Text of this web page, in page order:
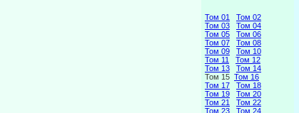
Том 01
Том 02
Том 03
Том 04
Том 05
Том 06
Том 07
Том 08
Том 09
Том 10
Том 11
Том 12
Том 13
Том 14
Том 15 Том 16
Том 17
Том 18
Том 19
Том 20
Том 21
Том 22
Том 23
Том 24